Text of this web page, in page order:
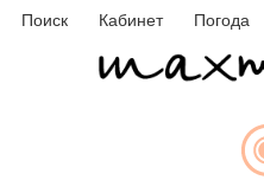
Поиск Кабинет Погода